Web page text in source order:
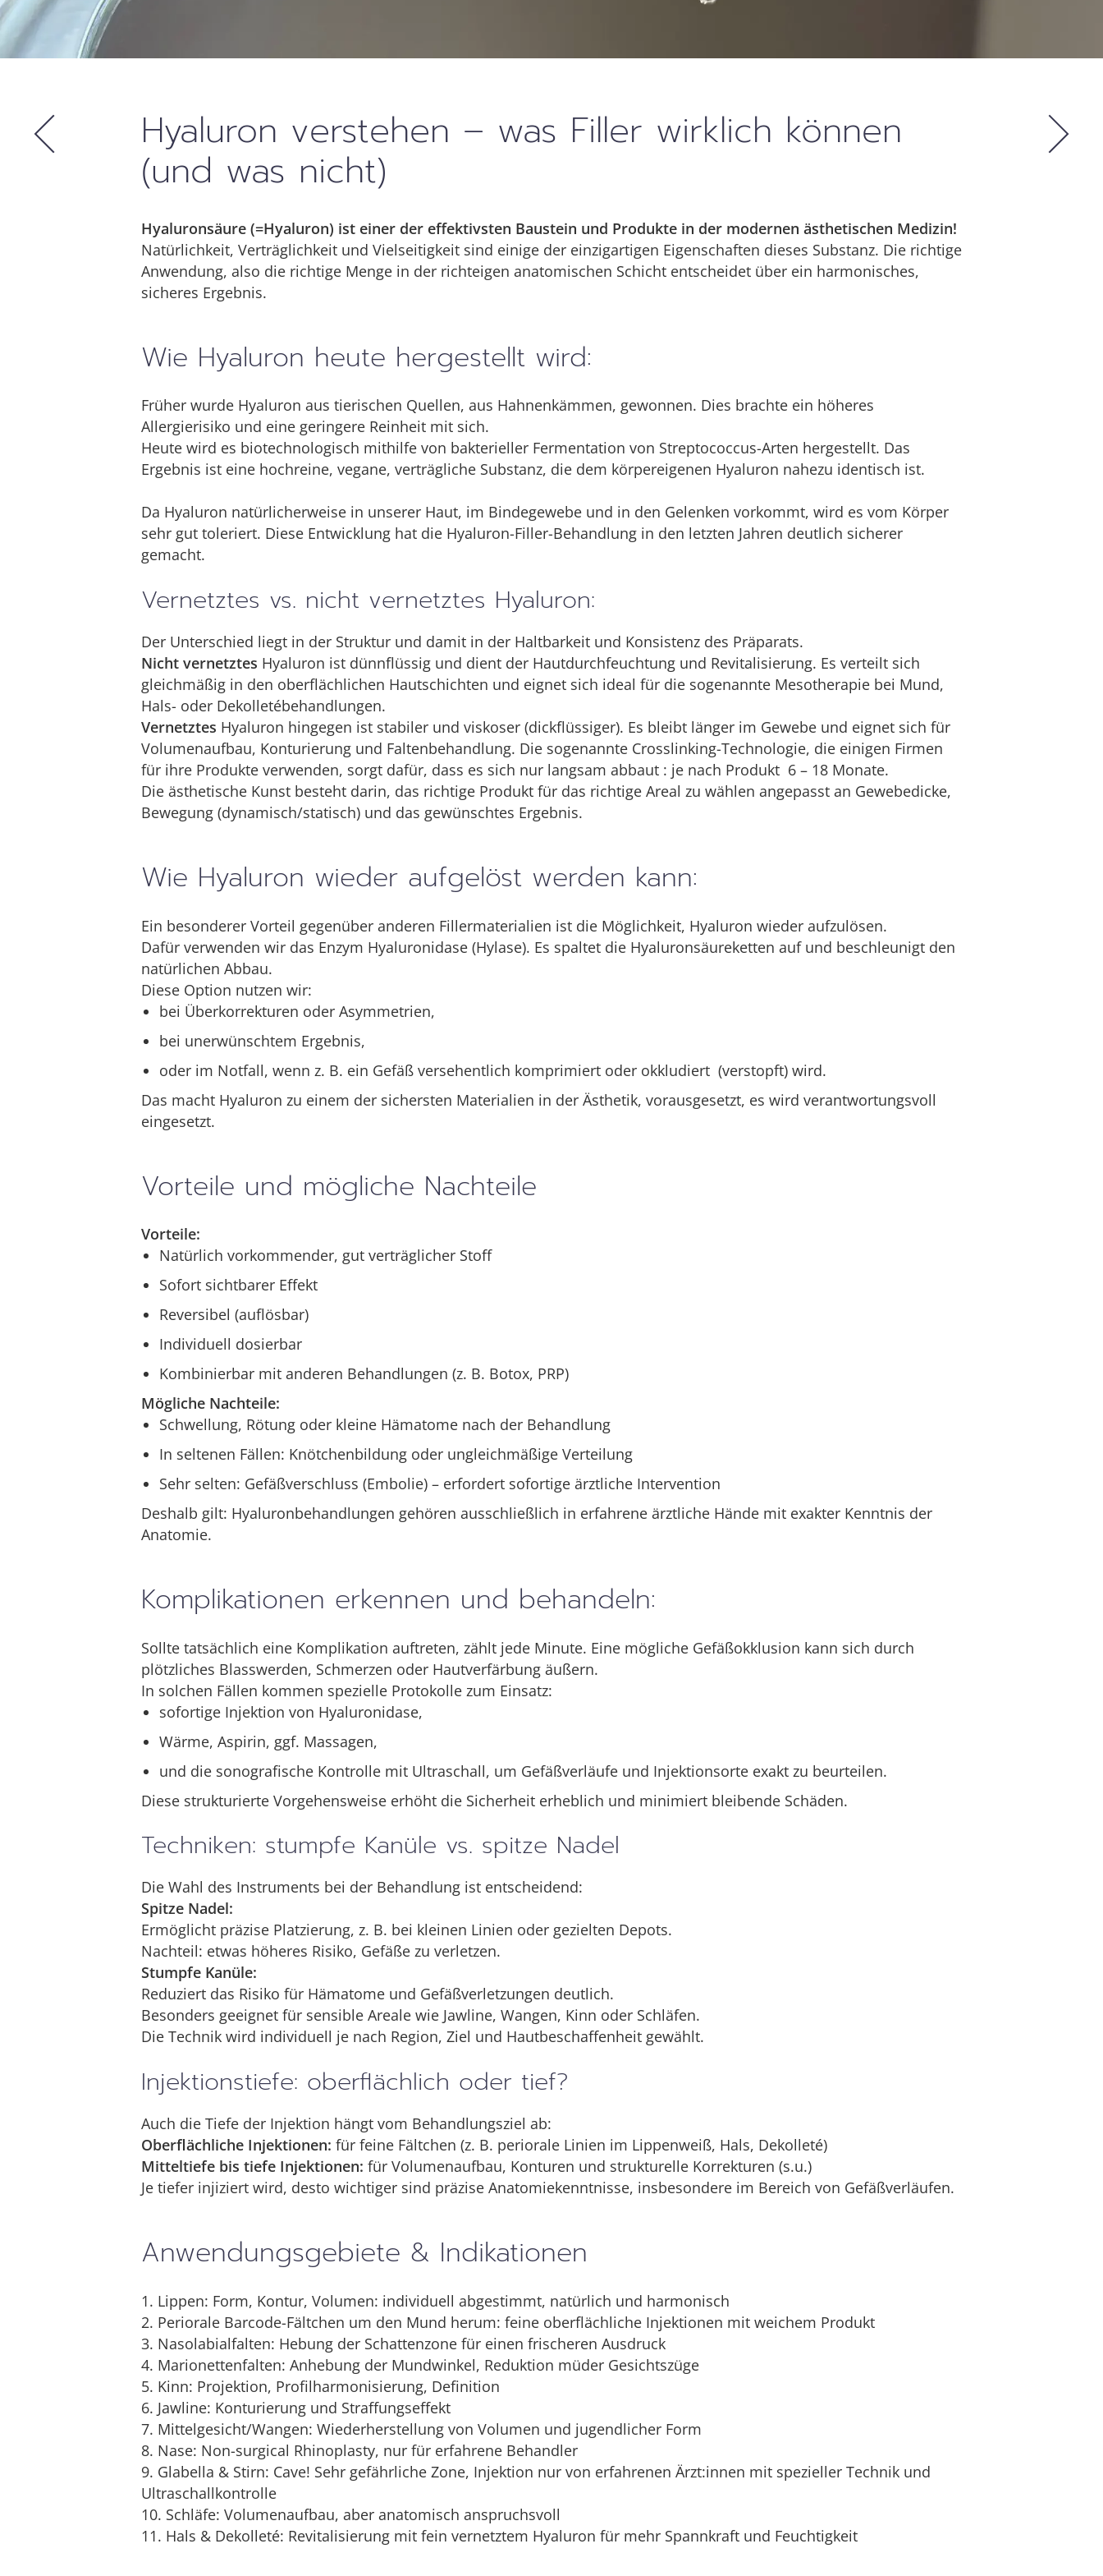
Hyaluron verstehen – was Filler wirklich können
(und was nicht)
Hyaluronsäure (=Hyaluron) ist einer der effektivsten Baustein und Produkte in der modernen ästhetischen Medizin!
Natürlichkeit, Verträglichkeit und Vielseitigkeit sind einige der einzigartigen Eigenschaften dieses Substanz. Die richtige
Anwendung, also die richtige Menge in der richteigen anatomischen Schicht entscheidet über ein harmonisches,
sicheres Ergebnis.
Wie Hyaluron heute hergestellt wird:
Früher wurde Hyaluron aus tierischen Quellen, aus Hahnenkämmen, gewonnen. Dies brachte ein höheres
Allergierisiko und eine geringere Reinheit mit sich.
Heute wird es biotechnologisch mithilfe von bakterieller Fermentation von Streptococcus-Arten hergestellt. Das
Ergebnis ist eine hochreine, vegane, verträgliche Substanz, die dem körpereigenen Hyaluron nahezu identisch ist.
Da Hyaluron natürlicherweise in unserer Haut, im Bindegewebe und in den Gelenken vorkommt, wird es vom Körper
sehr gut toleriert. Diese Entwicklung hat die Hyaluron-Filler-Behandlung in den letzten Jahren deutlich sicherer
gemacht.
Vernetztes vs. nicht vernetztes Hyaluron:
Der Unterschied liegt in der Struktur und damit in der Haltbarkeit und Konsistenz des Präparats.
Nicht vernetztes Hyaluron ist dünnflüssig und dient der Hautdurchfeuchtung und Revitalisierung. Es verteilt sich
gleichmäßig in den oberflächlichen Hautschichten und eignet sich ideal für die sogenannte Mesotherapie bei Mund,
Hals- oder Dekolletébehandlungen.
Vernetztes Hyaluron hingegen ist stabiler und viskoser (dickflüssiger). Es bleibt länger im Gewebe und eignet sich für
Volumenaufbau, Konturierung und Faltenbehandlung. Die sogenannte Crosslinking-Technologie, die einigen Firmen
für ihre Produkte verwenden, sorgt dafür, dass es sich nur langsam abbaut : je nach Produkt 6 – 18 Monate.
Die ästhetische Kunst besteht darin, das richtige Produkt für das richtige Areal zu wählen angepasst an Gewebedicke,
Bewegung (dynamisch/statisch) und das gewünschtes Ergebnis.
Wie Hyaluron wieder aufgelöst werden kann:
Ein besonderer Vorteil gegenüber anderen Fillermaterialien ist die Möglichkeit, Hyaluron wieder aufzulösen.
Dafür verwenden wir das Enzym Hyaluronidase (Hylase). Es spaltet die Hyaluronsäureketten auf und beschleunigt den
natürlichen Abbau.
Diese Option nutzen wir:
bei Überkorrekturen oder Asymmetrien,
bei unerwünschtem Ergebnis,
oder im Notfall, wenn z. B. ein Gefäß versehentlich komprimiert oder okkludiert (verstopft) wird.
Das macht Hyaluron zu einem der sichersten Materialien in der Ästhetik, vorausgesetzt, es wird verantwortungsvoll
eingesetzt.
Vorteile und mögliche Nachteile
Vorteile:
Natürlich vorkommender, gut verträglicher Stoff
Sofort sichtbarer Effekt
Reversibel (auflösbar)
Individuell dosierbar
Kombinierbar mit anderen Behandlungen (z. B. Botox, PRP)
Mögliche Nachteile:
Schwellung, Rötung oder kleine Hämatome nach der Behandlung
In seltenen Fällen: Knötchenbildung oder ungleichmäßige Verteilung
Sehr selten: Gefäßverschluss (Embolie) – erfordert sofortige ärztliche Intervention
Deshalb gilt: Hyaluronbehandlungen gehören ausschließlich in erfahrene ärztliche Hände mit exakter Kenntnis der
Anatomie.
Komplikationen erkennen und behandeln:
Sollte tatsächlich eine Komplikation auftreten, zählt jede Minute. Eine mögliche Gefäßokklusion kann sich durch
plötzliches Blasswerden, Schmerzen oder Hautverfärbung äußern.
In solchen Fällen kommen spezielle Protokolle zum Einsatz:
sofortige Injektion von Hyaluronidase,
Wärme, Aspirin, ggf. Massagen,
und die sonografische Kontrolle mit Ultraschall, um Gefäßverläufe und Injektionsorte exakt zu beurteilen.
Diese strukturierte Vorgehensweise erhöht die Sicherheit erheblich und minimiert bleibende Schäden.
Techniken: stumpfe Kanüle vs. spitze Nadel
Die Wahl des Instruments bei der Behandlung ist entscheidend:
Spitze Nadel:
Ermöglicht präzise Platzierung, z. B. bei kleinen Linien oder gezielten Depots.
Nachteil: etwas höheres Risiko, Gefäße zu verletzen.
Stumpfe Kanüle:
Reduziert das Risiko für Hämatome und Gefäßverletzungen deutlich.
Besonders geeignet für sensible Areale wie Jawline, Wangen, Kinn oder Schläfen.
Die Technik wird individuell je nach Region, Ziel und Hautbeschaffenheit gewählt.
Injektionstiefe: oberflächlich oder tief?
Auch die Tiefe der Injektion hängt vom Behandlungsziel ab:
Oberflächliche Injektionen: für feine Fältchen (z. B. periorale Linien im Lippenweiß, Hals, Dekolleté)
Mitteltiefe bis tiefe Injektionen: für Volumenaufbau, Konturen und strukturelle Korrekturen (s.u.)
Je tiefer injiziert wird, desto wichtiger sind präzise Anatomiekenntnisse, insbesondere im Bereich von Gefäßverläufen.
Anwendungsgebiete & Indikationen
1. Lippen: Form, Kontur, Volumen: individuell abgestimmt, natürlich und harmonisch
2. Periorale Barcode-Fältchen um den Mund herum: feine oberflächliche Injektionen mit weichem Produkt
3. Nasolabialfalten: Hebung der Schattenzone für einen frischeren Ausdruck
4. Marionettenfalten: Anhebung der Mundwinkel, Reduktion müder Gesichtszüge
5. Kinn: Projektion, Profilharmonisierung, Definition
6. Jawline: Konturierung und Straffungseffekt
7. Mittelgesicht/Wangen: Wiederherstellung von Volumen und jugendlicher Form
8. Nase: Non-surgical Rhinoplasty, nur für erfahrene Behandler
9. Glabella & Stirn: Cave! Sehr gefährliche Zone, Injektion nur von erfahrenen Ärzt:innen mit spezieller Technik und
Ultraschallkontrolle
10. Schläfe: Volumenaufbau, aber anatomisch anspruchsvoll
11. Hals & Dekolleté: Revitalisierung mit fein vernetztem Hyaluron für mehr Spannkraft und Feuchtigkeit